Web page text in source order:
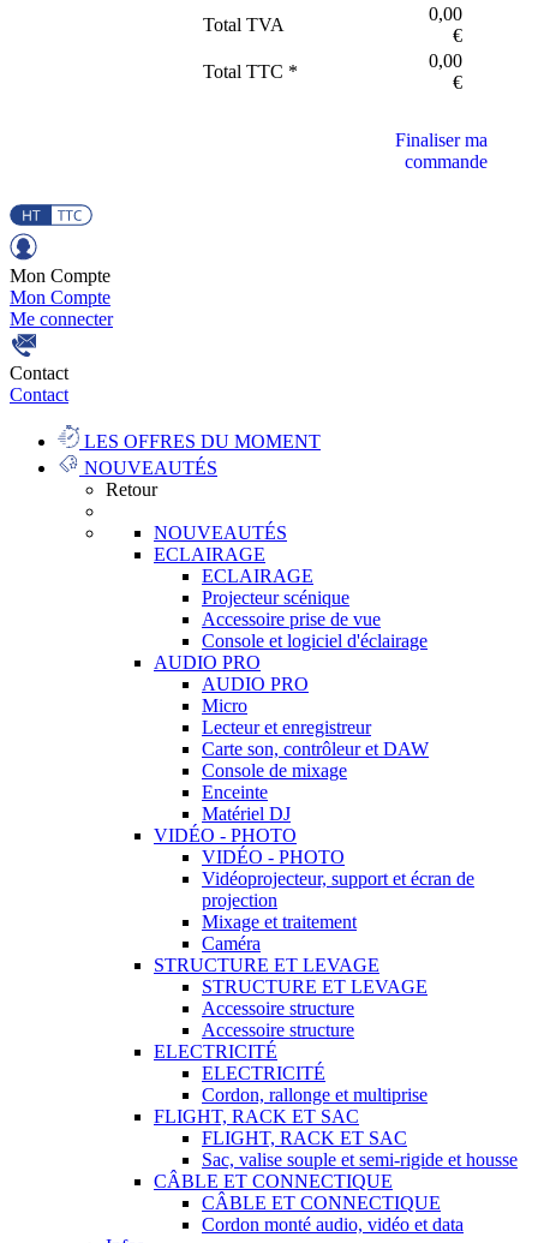
Total TVA
0,00
€
Total TTC *
0,00
€
Finaliser ma
commande
Mon Compte
Mon Compte
Me connecter
Contact
Contact
LES OFFRES DU MOMENT
NOUVEAUTÉS
Retour
NOUVEAUTÉS
ECLAIRAGE
ECLAIRAGE
Projecteur scénique
Accessoire prise de vue
Console et logiciel d'éclairage
AUDIO PRO
AUDIO PRO
Micro
Lecteur et enregistreur
Carte son, contrôleur et DAW
Console de mixage
Enceinte
Matériel DJ
VIDÉO - PHOTO
VIDÉO - PHOTO
Vidéoprojecteur, support et écran de
projection
Mixage et traitement
Caméra
STRUCTURE ET LEVAGE
STRUCTURE ET LEVAGE
Accessoire structure
Accessoire structure
ELECTRICITÉ
ELECTRICITÉ
Cordon, rallonge et multiprise
FLIGHT, RACK ET SAC
FLIGHT, RACK ET SAC
Sac, valise souple et semi-rigide et housse
CÂBLE ET CONNECTIQUE
CÂBLE ET CONNECTIQUE
Cordon monté audio, vidéo et data